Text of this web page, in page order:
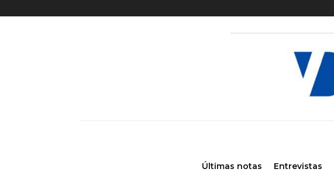
Últimas notas Entrevistas